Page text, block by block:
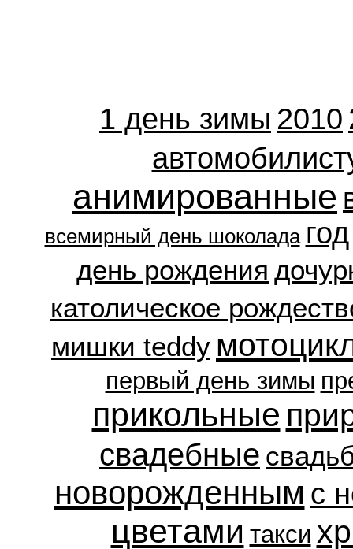
1 день зимы 2010
анимированные
всемирный день шоколада год
день рождения
католическое
мишки teddy
первый день зимы
прикольные
свадебные
новорожденным с
цветами такси